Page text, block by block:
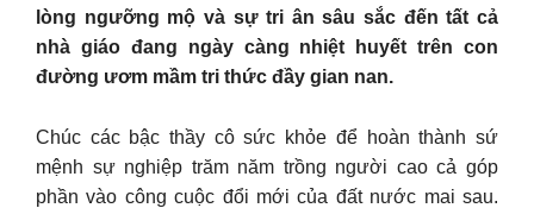
lòng ngưỡng mộ và sự tri ân sâu sắc đến tất cả
nhà giáo đang ngày càng nhiệt huyết trên con
đường ươm mầm tri thức đầy gian nan.
Chúc các bậc thầy cô sức khỏe để hoàn thành sứ
mệnh sự nghiệp trăm năm trồng người cao cả góp
phần vào công cuộc đổi mới của đất nước mai sau.